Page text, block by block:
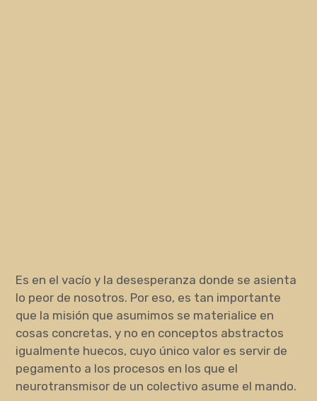
Es en el vacío y la desesperanza donde se asienta
lo peor de nosotros. Por eso, es tan importante
que la misión que asumimos se materialice en
cosas concretas, y no en conceptos abstractos
igualmente huecos, cuyo único valor es servir de
pegamento a los procesos en los que el
neurotransmisor de un colectivo asume el mando.